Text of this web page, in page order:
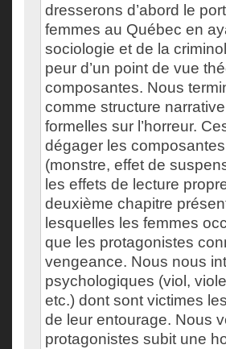
dresserons d’abord le
femmes au Québec en
sociologie et de la
peur d’un point de vue
composantes. Nous
comme structure
formelles sur l’horreur.
dégager les
(monstre, effet de
les effets de lecture
deuxième chapitre
lesquelles les femmes
que les protagonistes
vengeance. Nous nous
psychologiques (viol,
etc.) dont sont victimes
de leur entourage. Nous
protagonistes subit une